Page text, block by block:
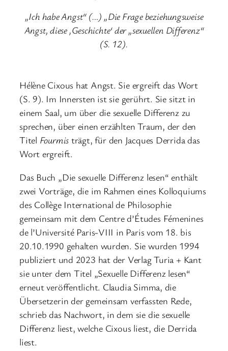
„Ich habe Angst“ (…) „Die Frage beziehungsweise
Angst, diese ‚Geschichte‘ der „sexuellen Differenz“
(S. 12).
Hélène Cixous hat Angst. Sie ergreift das Wort
(S. 9). Im Innersten ist sie gerührt. Sie sitzt in
einem Saal, um über die sexuelle Differenz zu
sprechen, über einen erzählten Traum, der den
Titel Fourmis trägt, für den Jacques Derrida das
Wort ergreift.
Das Buch „Die sexuelle Differenz lesen“ enthält
zwei Vorträge, die im Rahmen eines Kolloquiums
des Collège International de Philosophie
gemeinsam mit dem Centre d’Études Fémenines
de l’Université Paris-VIII in Paris vom 18. bis
20.10.1990 gehalten wurden. Sie wurden 1994
publiziert und 2023 hat der Verlag Turia + Kant
sie unter dem Titel „Sexuelle Differenz lesen“
erneut veröffentlicht. Claudia Simma, die
Übersetzerin der gemeinsam verfassten Rede,
schrieb das Nachwort, in dem sie die sexuelle
Differenz liest, welche Cixous liest, die Derrida
liest.